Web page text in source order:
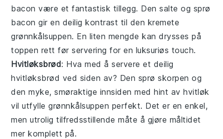
bacon være et fantastisk tillegg. Den salte og sprø
bacon gir en deilig kontrast til den kremete
grønnkålsuppen. En liten mengde kan drysses på
toppen rett før servering for en luksuriøs touch.
Hvitløksbrød: Hva med å servere et deilig
hvitløksbrød ved siden av? Den sprø skorpen og
den myke, smøraktige innsiden med hint avhvitløk
vil utfyllegrønnkålsuppen perfekt. Det er en enkel,
men utrolig tilfredsstillende måte å gjøre måltidet
mer komplett på.